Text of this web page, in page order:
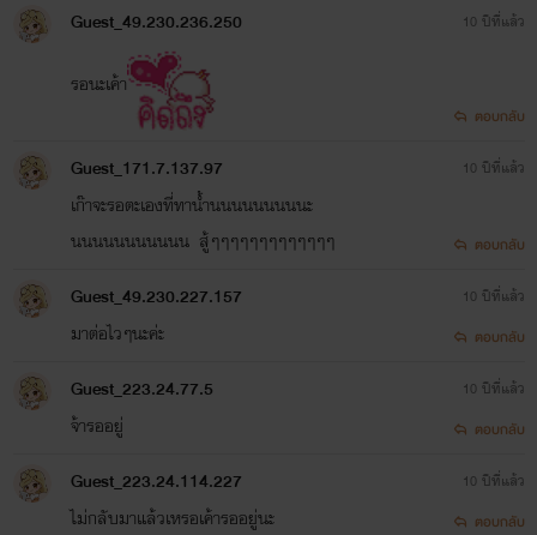
Guest_49.230.236.250
รอนะเค้า
10 ปีที่แล้ว
ตอบกลับ
Guest_171.7.137.97
เก๊าจะรอตะเองที่ทาน้ำนนนนนนนนนะ
นนนนนนนนนนน สู้ๆๆๆๆๆๆๆๆๆๆๆๆๆ
10 ปีที่แล้ว
ตอบกลับ
Guest_49.230.227.157
มาต่อไวๆนะค่ะ
10 ปีที่แล้ว
ตอบกลับ
Guest_223.24.77.5
จ้ารออยู่
10 ปีที่แล้ว
ตอบกลับ
Guest_223.24.114.227
ไม่กลับมาแล้วเหรอเค้ารออยู่นะ
10 ปีที่แล้ว
ตอบกลับ